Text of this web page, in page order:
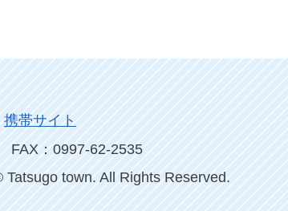
携帯サイト
FAX：0997-62-2535
Tatsugo town. All Rights Reserved.